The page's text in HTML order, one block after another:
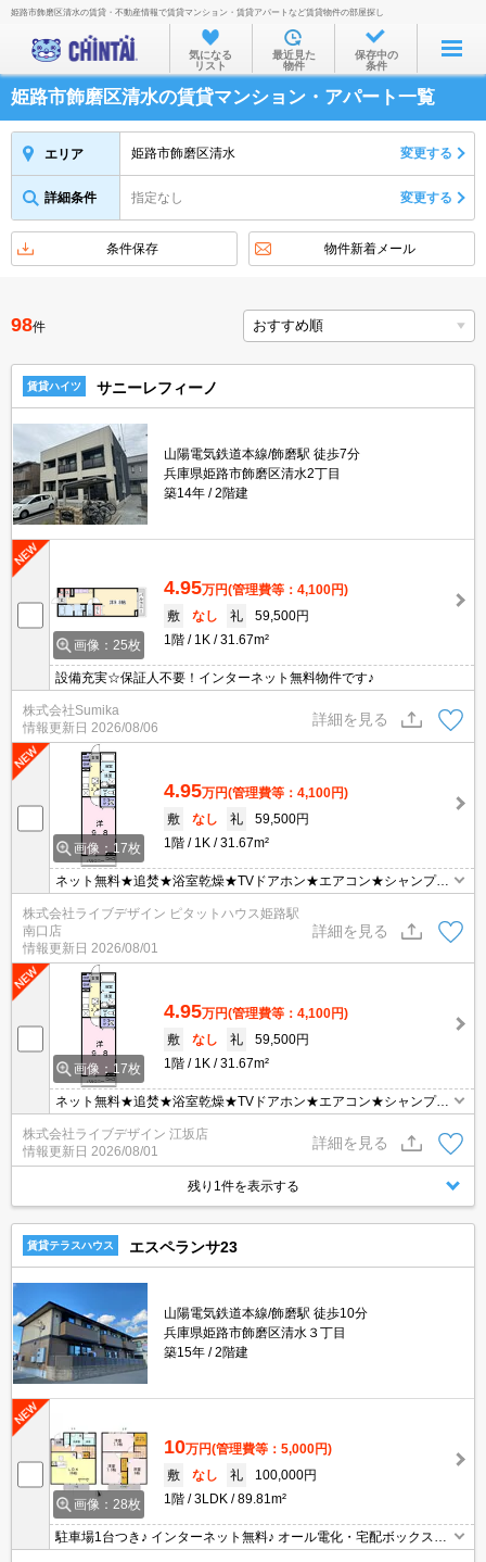
お部屋を探す
沿線・駅から
住所から
家賃相場から
物件特集から
不動産会社から
TOP
姫路市飾磨区清水の賃貸・不動産情報で賃貸マンション・賃貸アパートなど賃貸物件の部屋探し
気になる
リスト
最近見た
物件
保存中の
条件
姫路市飾磨区清水の賃貸マンション・アパート一覧
エリア 姫路市飾磨区清水 変更する
詳細条件 指定なし 変更する
条件保存 物件新着メール
98件
賃貸ハイツ サニーレフィーノ
山陽電気鉄道本線/飾磨駅 徒歩7分
兵庫県姫路市飾磨区清水2丁目
築14年
2階建
画像：25枚
4.95万円(管理費等：4,100円)
敷
なし 礼
59,500円
1階
1K 31.67m²
設備充実☆保証人不要！インターネット無料物件です♪
株式会社Sumika
情報更新日 2026/08/06
詳細を見る
画像：17枚
4.95万円(管理費等：4,100円)
敷
なし 礼
59,500円
1階
1K 31.67m²
ネット無料★追焚★浴室乾燥★TVドアホン★エアコン★シャンプー
ドレッサー★
株式会社ライブデザイン ピタットハウス姫路駅
南口店
情報更新日 2026/08/01
詳細を見る
画像：17枚
4.95万円(管理費等：4,100円)
敷
なし 礼
59,500円
1階
1K 31.67m²
ネット無料★追焚★浴室乾燥★TVドアホン★エアコン★シャンプー
ドレッサー★
株式会社ライブデザイン 江坂店
情報更新日 2026/08/01
詳細を見る
残り1件を表示する
賃貸テラスハウス エスペランサ23
山陽電気鉄道本線/飾磨駅 徒歩10分
兵庫県姫路市飾磨区清水３丁目
築15年
2階建
画像：28枚
10万円(管理費等：5,000円)
敷
なし 礼
100,000円
1階
3LDK 89.81m²
駐車場1台つき♪ インターネット無料♪ オール電化・宅配ボックスつ
き物件です！